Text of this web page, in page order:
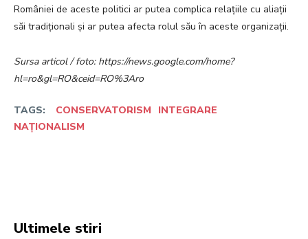
României de aceste politici ar putea complica relațiile cu aliații
săi tradiționali și ar putea afecta rolul său în aceste organizații.
Sursa articol / foto: https://news.google.com/home?
hl=ro&gl=RO&ceid=RO%3Aro
TAGS: CONSERVATORISM
INTEGRARE
NAȚIONALISM
Ultimele stiri